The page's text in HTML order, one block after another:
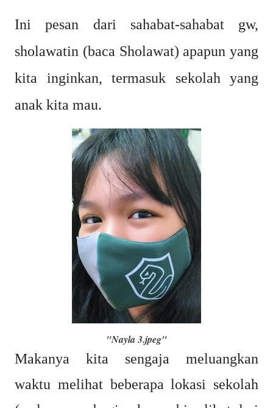
Ini pesan dari sahabat-sahabat gw,
sholawatin (baca Sholawat) apapun yang
kita inginkan, termasuk sekolah yang
anak kita mau.
"Nayla 3.jpeg"
Makanya kita sengaja meluangkan
waktu melihat beberapa lokasi sekolah